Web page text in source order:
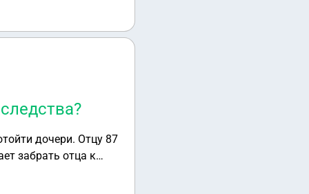
дочери. Отцу 87
забрать отца к